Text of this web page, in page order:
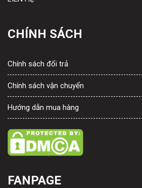
CHÍNH SÁCH
Chính sách đổi trả
Chính sách vận chuyển
Hướng dẫn mua hàng
FANPAGE